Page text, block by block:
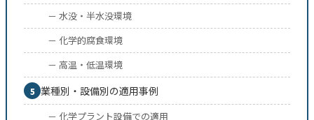
－ 水没・半水没環境
－ 化学的腐食環境
－ 高温・低温環境
5 業種別・設備別の適用事例
－ 化学プラント設備での適用